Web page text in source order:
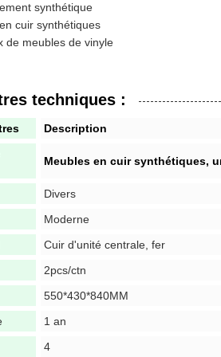
synthétique
cuir synthétiques
de meubles de vinyle
techniques :
Description
Meubles en cuir synthétiques,
Divers
Moderne
Cuir d'unité centrale, fer
2pcs/ctn
550*430*840MM
1 an
4